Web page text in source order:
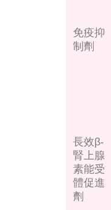
免疫抑
制劑
長效β-
腎上腺
素能受
體促進
劑